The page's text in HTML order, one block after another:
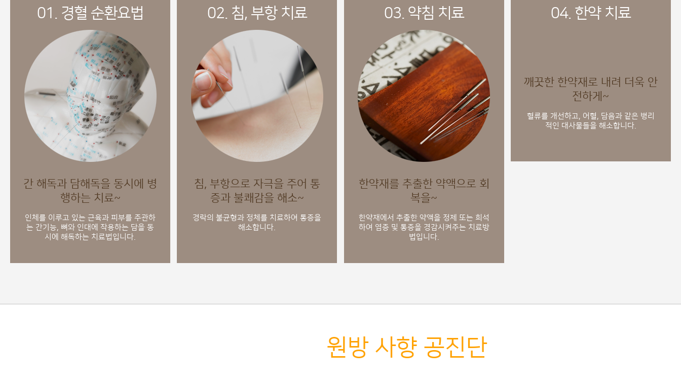
01. 경혈 순환요법
간 해독과 담해독을 동시에 병
행하는 치료~
인체를 이루고 있는 근육과 피부를 주관하
는 간기능, 뼈와 인대에 작용하는 담을 동
시에 해독하는 치료법입니다.
02. 침, 부항 치료
침, 부항으로 자극을 주어 통
증과 불쾌감을 해소~
경락의 불균형과 정체를 치료하여 통증을
해소합니다.
03. 약침 치료
한약재를 추출한 약액으로 회
복을~
한약재에서 추출한 약액을 정제 또는 희석
하여 염증 및 통증을 경감시켜주는 치료방
법입니다.
04. 한약 치료
깨끗한 한약재로 내려 더욱 안
전하게~
혈류를 개선하고, 어혈, 담음과 같은 병리
적인 대사물들을 해소합니다.
원방 사향 공진단